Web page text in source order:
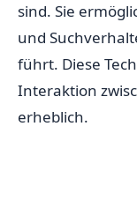
sind. Sie
und
führt. Diese
Interaktion
erheblich.